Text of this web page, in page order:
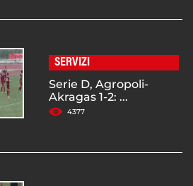
SERVIZI
Serie D, Agropoli-
Akragas 1-2: ...
4377